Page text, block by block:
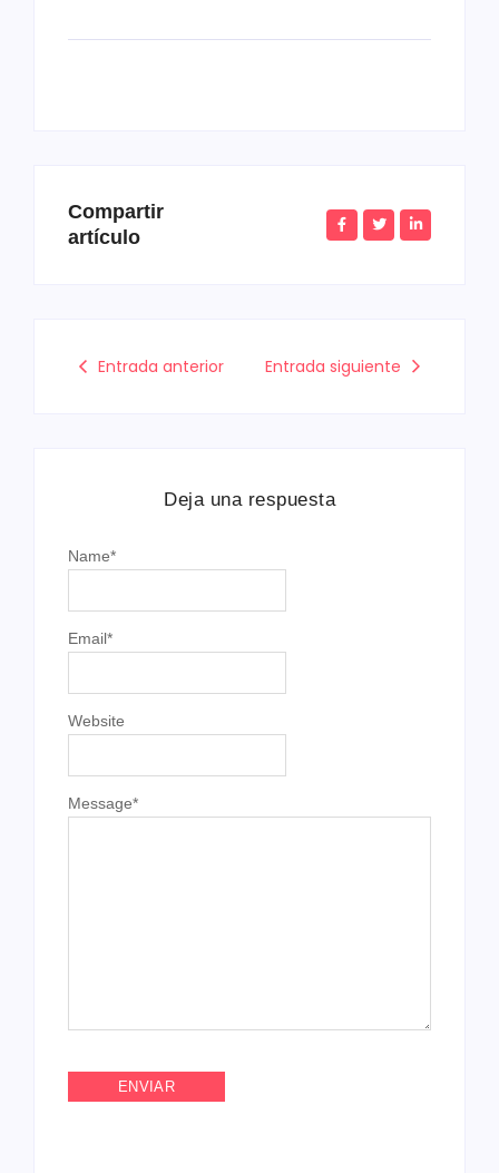
📥 Descargar Comunicado N° 4
📥 Descargar Cuadro de Méritos
Compartir
artículo
Entrada anterior Entrada siguiente
Deja una respuesta
Message*
Name*
Email*
Website